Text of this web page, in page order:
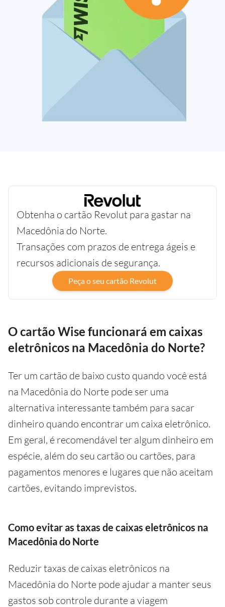
Obtenha o cartão Revolut para gastar na
Macedônia do Norte.
Transações com prazos de entrega ágeis e
recursos adicionais de segurança.
Peça o seu cartão Revolut
O cartão Wise funcionará em caixas
eletrônicos na Macedônia do Norte?
Ter um cartão de baixo custo quando você está
na Macedônia do Norte pode ser uma
alternativa interessante também para sacar
dinheiro quando encontrar um caixa eletrônico.
Em geral, é recomendável ter algum dinheiro em
espécie, além do seu cartão ou cartões, para
pagamentos menores e lugares que não aceitam
cartões, evitando imprevistos.
Como evitar as taxas de caixas eletrônicos na
Macedônia do Norte
Reduzir taxas de caixas eletrônicos na
Macedônia do Norte pode ajudar a manter seus
gastos sob controle durante a viagem